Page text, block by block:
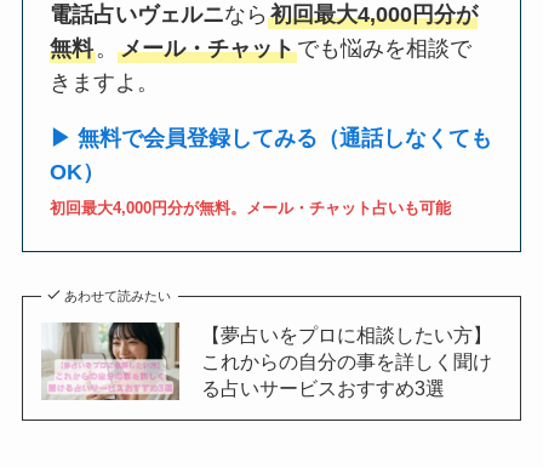
電話占いヴェルニなら初回最大4,000円分が
無料。メール・チャットでも悩みを相談で
きますよ。
▶ 無料で会員登録してみる（通話しなくても
OK）
初回最大4,000円分が無料。メール・チャット占いも可能
あわせて読みたい
【夢占いをプロに相談したい方】
これからの自分の事を詳しく聞け
る占いサービスおすすめ3選